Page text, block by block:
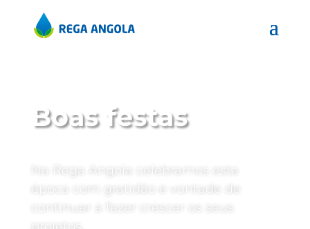
Boas festas
Na Rega Angola celebramos esta
época com gratidão e vontade de